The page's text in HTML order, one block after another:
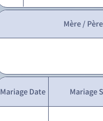
Mère /
Mariage Date Mariage